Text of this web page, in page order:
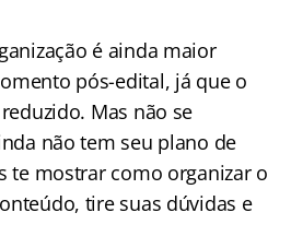
é ainda maior
pós-edital, já que o
Mas não se
não tem seu plano de
te mostrar como organizar o
tire suas dúvidas e